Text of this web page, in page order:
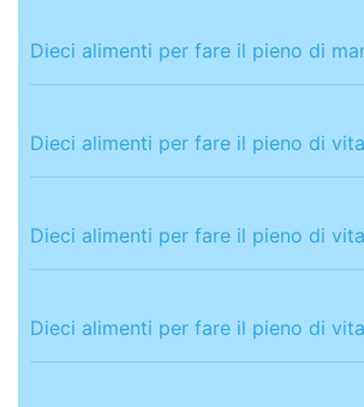
Dieci alimenti per fare il pieno di
Dieci alimenti per fare il pieno di
Dieci alimenti per fare il pieno di
Dieci alimenti per fare il pieno di